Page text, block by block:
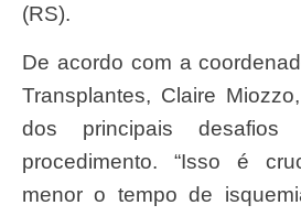
(RS).
De acordo com a coordenadora da Central de
Transplantes, Claire
dos principais
procedimento. “Isso é
menor o tempo de